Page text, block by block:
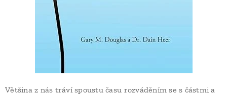
Většina z nás tráví spoustu času rozváděním se s částmi a